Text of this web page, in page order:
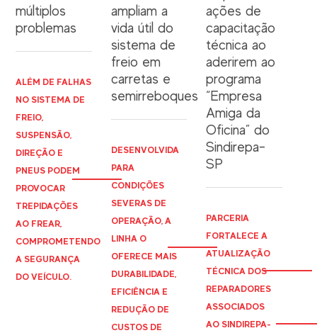
múltiplos
problemas
ALÉM DE FALHAS
NO SISTEMA DE
FREIO,
SUSPENSÃO,
DIREÇÃO E
PNEUS PODEM
PROVOCAR
TREPIDAÇÕES
AO FREAR,
COMPROMETENDO
A SEGURANÇA
DO VEÍCULO.
ampliam a
vida útil do
sistema de
freio em
carretas e
semirreboques
DESENVOLVIDA
PARA
CONDIÇÕES
SEVERAS DE
OPERAÇÃO, A
LINHA O
OFERECE MAIS
DURABILIDADE,
EFICIÊNCIA E
REDUÇÃO DE
CUSTOS DE
ações de
capacitação
técnica ao
aderirem ao
programa
“Empresa
Amiga da
Oficina” do
Sindirepa-
SP
PARCERIA
FORTALECE A
ATUALIZAÇÃO
TÉCNICA DOS
REPARADORES
ASSOCIADOS
AO SINDIREPA-